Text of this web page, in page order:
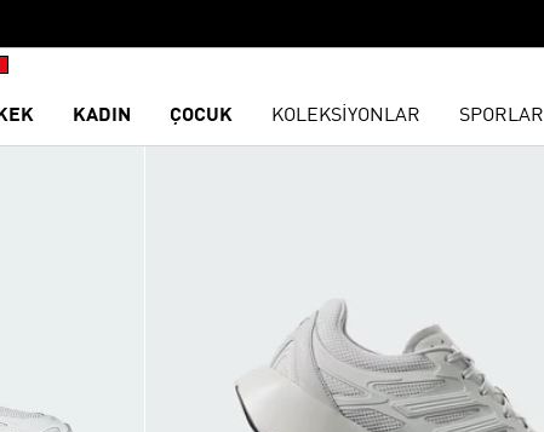
KADIN ÇOCUK KOLEKSİYONLAR SPORLAR